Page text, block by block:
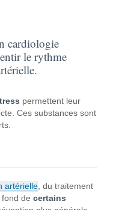
cardiologie
le rythme
permettent leur
Ces substances sont
artérielle , du traitement
fond decertains